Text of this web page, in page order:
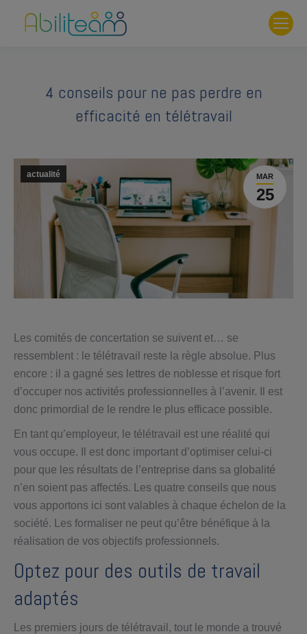
4 conseils pour ne pas perdre en
efficacité en télétravail
MAR
25
actualité
Les comités de concertation se suivent et… se
ressemblent : le télétravail reste la règle absolue. Plus
encore : il a gagné ses lettres de noblesse et risque fort
d’occuper nos activités professionnelles à l’avenir. Il est
donc primordial de le rendre le plus efficace possible.
En tant qu’employeur, le télétravail est une réalité qui
vous occupe. Il est donc important d’optimiser celui-ci
pour que les résultats de l’entreprise dans sa globalité
n’en soient pas affectés. Les quatre conseils que nous
vous apportons ici sont valables à chaque échelon de la
société. Les formaliser ne peut qu’être bénéfique à la
réalisation de vos objectifs professionnels.
Optez pour des outils de travail
adaptés
Les premiers jours de télétravail, tout le monde a trouvé